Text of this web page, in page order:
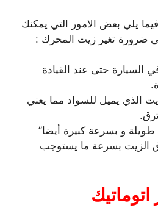
يلي بعض الامور التي يمكنك
ضرورة تغير زيت المحرك :
في السيارة حتى عند القيادة
الذي يميل للسواد مما يعني
و بسرعة كبيرة أيضا”
الزيت بسرعة ما يستوجب